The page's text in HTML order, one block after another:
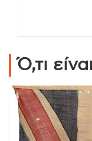
Ό,τι